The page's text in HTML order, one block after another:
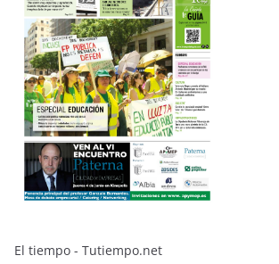
El tiempo - Tutiempo.net